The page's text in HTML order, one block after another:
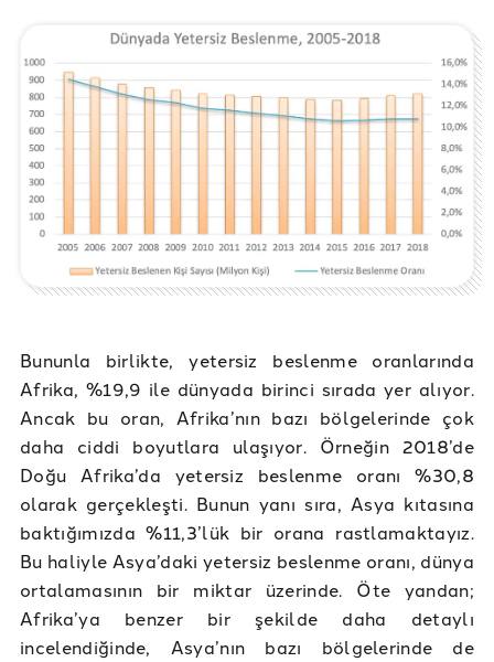
Bununla birlikte, yetersiz beslenme oranlarında
Afrika, %19,9 ile dünyada birinci sırada yer alıyor.
Ancak bu oran, Afrika’nın bazı bölgelerinde çok
daha ciddi boyutlara ulaşıyor. Örneğin 2018’de
Doğu Afrika’da yetersiz beslenme oranı %30,8
olarak gerçekleşti. Bunun yanı sıra, Asya kıtasına
baktığımızda %11,3’lük bir orana rastlamaktayız.
Bu haliyle Asya’daki yetersiz beslenme oranı, dünya
ortalamasının bir miktar üzerinde. Öte yandan;
Afrika’ya benzer bir şekilde daha detaylı
incelendiğinde, Asya’nın bazı bölgelerinde de